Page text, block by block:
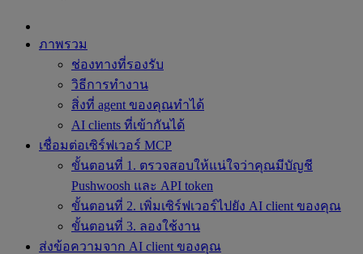
ภาพรวม
ช่องทางที่รองรับ
วิธีการทำงาน
สิ่งที่ agent ของคุณทำได้
AI clients ที่เข้ากันได้
เชื่อมต่อเซิร์ฟเวอร์ MCP
ขั้นตอนที่ 1. ตรวจสอบให้แน่ใจว่าคุณมีบัญชี
Pushwoosh และ API token
ขั้นตอนที่ 2. เพิ่มเซิร์ฟเวอร์ไปยัง AI client ของคุณ
ขั้นตอนที่ 3. ลองใช้งาน
ส่งข้อความจาก AI client ของคุณ